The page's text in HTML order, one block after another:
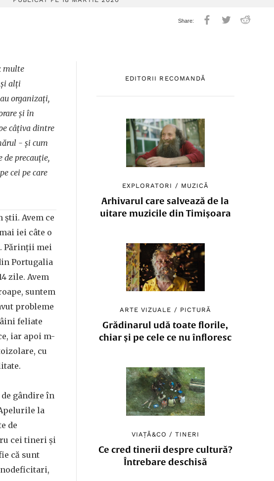
EDITORII RECOMANDĂ
EXPLORATORI / MUZICĂ
Arhivarul care salvează de la
uitare muzicile din Timișoara
ARTE VIZUALE / PICTURĂ
Grădinarul udă toate florile,
chiar și pe cele ce nu înfloresc
VIAȚĂ&CO /TINERI
Ce cred tinerii despre cultură?
Întrebare deschisă
multe
alți
organizați,
și în
câțiva dintre
- și cum
de precauție,
cei pe care
știi. Avem ce
iei câte o
Părinții mei
Portugalia
zile. Avem
suntem
probleme
feliate
iar apoi m-
cu
de gândire în
la
de
cei tineri și
că sunt